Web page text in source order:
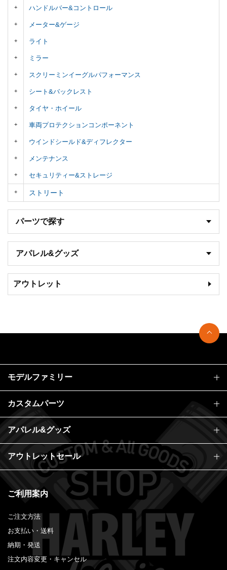
ハンドルバー&コントロール
メーター&ゲージ
ライト
ミラー
スクリーミンイーグルパフォーマンス
シート&バックレスト
タイヤ・ホイール
車両プロテクションコンポーネント
ウインドシールド&ディフレクター
メンテナンス
セキュリティー&ストレージ
ストリート
パーツで探す
アパレル&グッズ
アウトレット
ご利用案内
ご注文方法
お支払い・送料
納期・発送
注文内容変更・キャンセル
モデルファミリー
カスタムパーツ
アパレル&グッズ
アウトレットセール